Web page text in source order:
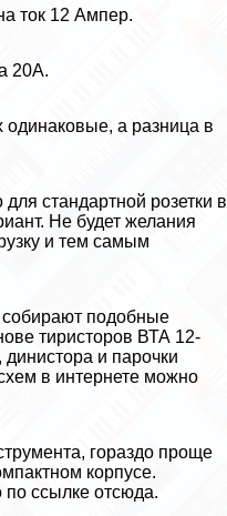
ток 12 Ампер.
20А.
одинаковые, а разница в
стандартной розетки в
Не будет желания
и тем самым
подобные
тиристоров ВТА 12-
и парочки
в интернете можно
гораздо проще
корпусе.
ссылке отсюда.